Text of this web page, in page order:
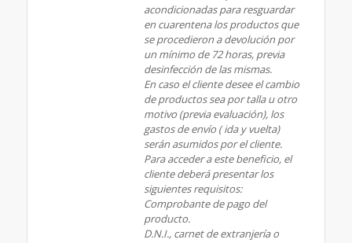
acondicionadas para resguardar
en cuarentena los productos que
se procedieron a devolución por
un mínimo de 72 horas, previa
desinfección de las mismas.
En caso el cliente desee el cambio
de productos sea por talla u otro
motivo (previa evaluación), los
gastos de envío ( ida y vuelta)
serán asumidos por el cliente.
Para acceder a este beneficio, el
cliente deberá presentar los
siguientes requisitos:
Comprobante de pago del
producto.
D.N.I., carnet de extranjería o